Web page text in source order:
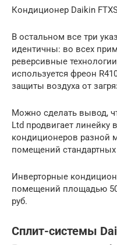
Кондиционер Daikin
В остальном все три
идентичны: во всех
реверсивные
используется фреон
защиты воздуха от
Можно сделать вывод,
Ltd продвигает
кондиционеров разной
помещений
Инверторные
помещений площадью
руб.
Сплит-системы